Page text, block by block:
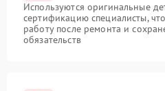
Используются оригинальные
сертификацию специалисты,
работу после ремонта и
обязательств